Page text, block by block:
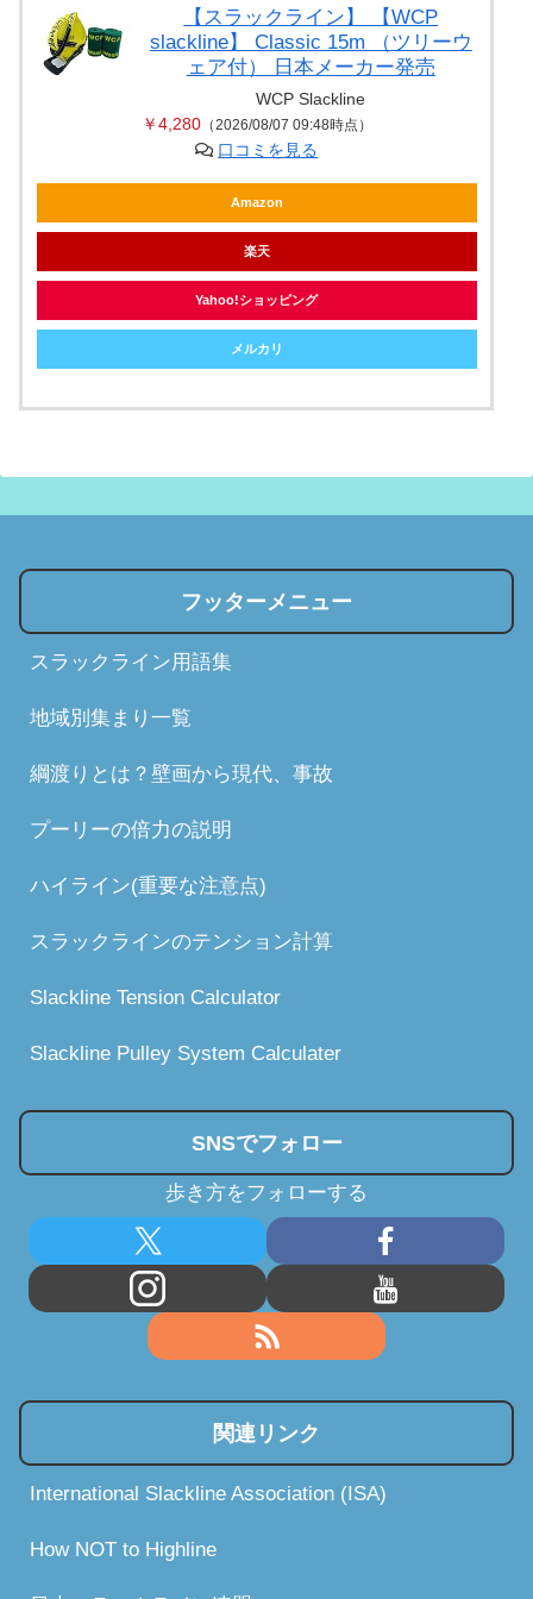
【スラックライン】 【WCP
slackline】 Classic 15m （ツリーウ
ェア付） 日本メーカー発売
WCP Slackline
￥4,280（2026/08/07 09:48時点）
口コミを見る
Amazon
楽天
Yahoo!ショッピング
メルカリ
フッターメニュー
スラックライン用語集
地域別集まり一覧
綱渡りとは？壁画から現代、事故
プーリーの倍力の説明
ハイライン(重要な注意点)
スラックラインのテンション計算
Slackline Tension Calculator
Slackline Pulley System Calculater
SNSでフォロー
歩き方をフォローする
関連リンク
International Slackline Association (ISA)
How NOT to Highline